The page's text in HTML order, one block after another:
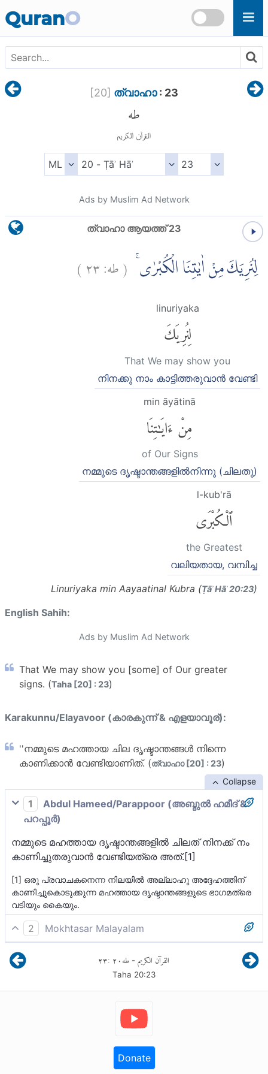
QuranO
[20] ത്വാഹാ: 23
طه
القرآن الكريم
Ads by Muslim Ad Network
ത്വാഹാ ആയത്ത് 23
لِنُرِيَكَ مِنْ اٰيٰتِنَا الْكُبْرٰى ۚ (طه:٢٣)
linuriyaka
لِنُرِيَكَ
That We may show you
നിനക്കു നാം കാട്ടിത്തരുവാന്‍ വേണ്ടി
min āyātinā
مِنْ ءَايَٰتِنَا
of Our Signs
നമ്മുടെ ദൃഷ്ടാന്തങ്ങളില്‍നിന്നു (ചിലതു)
l-kub'rā
ٱلْكُبْرَى
the Greatest
വലിയതായ, വമ്പിച്ച
Linuriyaka min Aayaatinal Kubra (Ṭāʾ Hāʾ 20:23)
English Sahih:
Ads by Muslim Ad Network
That We may show you [some] of Our greater
signs. (Taha [20] : 23)
Karakunnu/Elayavoor (കാരകുന്ന് & എളയാവൂര്):
''നമ്മുടെ മഹത്തായ ചില ദൃഷ്ടാന്തങ്ങള്‍ നിന്നെ
കാണിക്കാന്‍ വേണ്ടിയാണിത്. (ത്വാഹാ [20] : 23)
Collapse
1
Abdul Hameed/Parappoor (അബ്ദുല്‍ ഹമീദ് &
പറപ്പൂര്‍)
നമ്മുടെ മഹത്തായ ദൃഷ്ടാന്തങ്ങളില്‍ ചിലത് നിനക്ക് നം
കാണിച്ചുതരുവാന്‍ വേണ്ടിയത്രെ അത്‌.[1]
[1] ഒരു പ്രവാചകനെന്ന നിലയില്‍ അല്ലാഹു അദ്ദേഹത്തിന്
കാണിച്ചുകൊടുക്കുന്ന മഹത്തായ ദൃഷ്ടാന്തങ്ങളുടെ ഭാഗമത്രെ
വടിയും കൈയും.
2
Mokhtasar Malayalam
മൂസാ! ഈ രണ്ട് ദൃഷ്ടാന്തങ്ങൾ നാം നിനക്ക് കാണിച്ചു
തന്നത് നമ്മുടെ ശക്തി ബോധ്യപ്പെടുത്തുന്ന
മഹത്തരമായ ദൃഷ്ടാന്തങ്ങളിൽ ചിലത് നിനക്ക് കാണിച്ചു
തരുന്നതിനും, നീ അല്ലാഹുവിൻ്റെ ദൂതനാണെന്ന്
ബോധ്യപ്പെടുത്തുന്നതിനും വേണ്ടിയാണ്.
القرآن الكريم - طه٢٠:٢٣
Taha 20:23
Donate